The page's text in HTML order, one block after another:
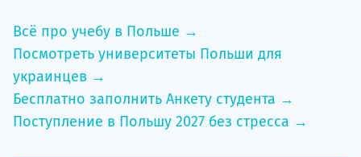
Всё про учебу в Польше →
Посмотреть университеты Польши для
украинцев →
Бесплатно заполнить Анкету студента →
Поступление в Польшу 2027 без стресса →